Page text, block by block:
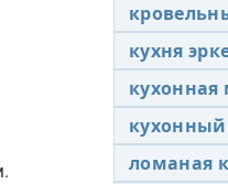
кухня
кухонная
ломаная